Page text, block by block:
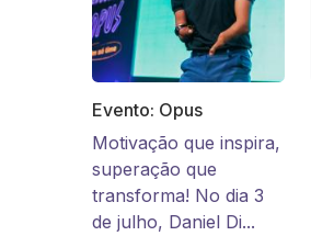
Evento: Opus
Motivação que inspira,
superação que
transforma! No dia 3
de julho, Daniel Di...